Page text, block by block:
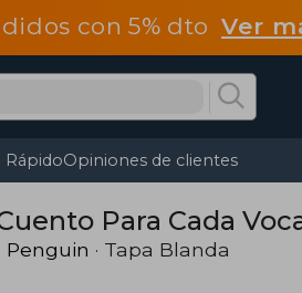
con 5% dtoVer
RápidoOpiniones de clientes
Para Cada
Penguin · Tapa Blanda